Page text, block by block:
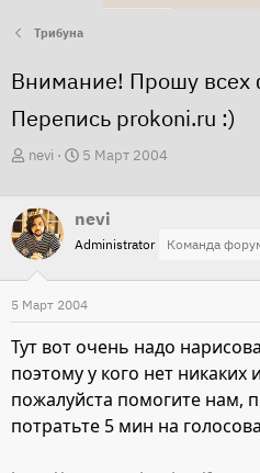
Трибуна
Внимание! Прошу всех
Перепись prokoni.ru :)
А
т
о
р
т
е
nevi
Д
а
ч
а
5 Март 2004
nevi
Administrator Команда
5 Март 2004
Тут вот очень надо
поэтому у кого нет
пожалуйста помогите нам,
потратьте 5 мин на